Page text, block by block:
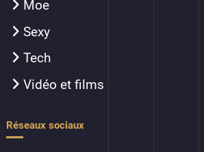
Moe
Sexy
Tech
Vidéo et films
Réseaux sociaux